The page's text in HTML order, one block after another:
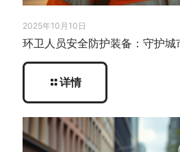
2025年10月10日
环卫人员安全防护装备：守护
详情